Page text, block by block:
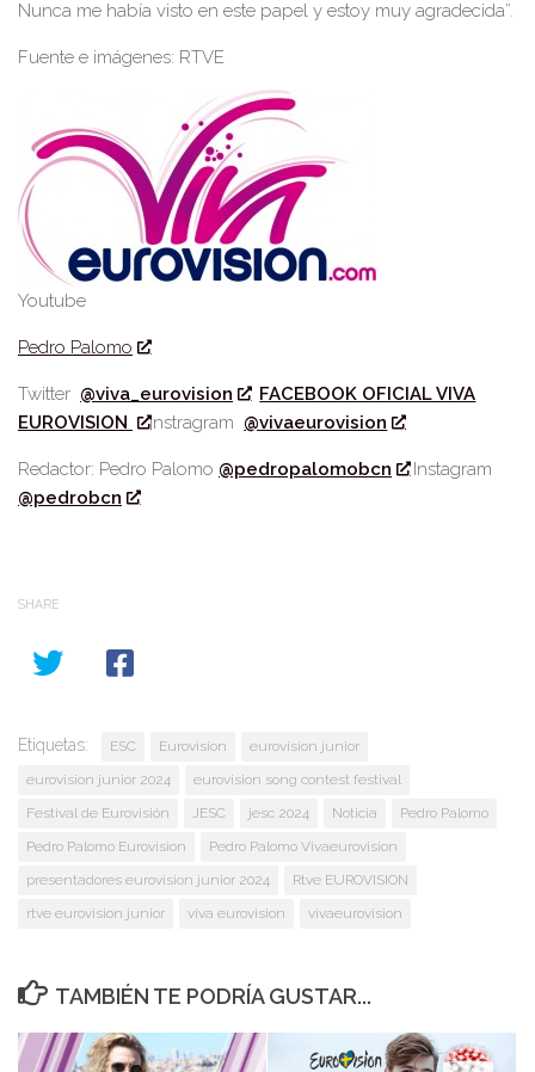
Nunca me había visto en este papel y estoy muy agradecida”.
Fuente e imágenes: RTVE
Youtube
Pedro Palomo
Twitter @viva_eurovision
FACEBOOK OFICIAL VIVA
EUROVISION
Instragram @vivaeurovision
Redactor: Pedro Palomo @pedropalomobcn
Instagram
@pedrobcn
SHARE
Etiquetas: ESC Eurovision
eurovision junior
eurovision junior 2024
eurovision song contest festival
Festival de Eurovisión
JESC jesc 2024 Noticia
Pedro Palomo
Pedro Palomo Eurovision
Pedro Palomo Vivaeurovision
presentadores eurovision junior 2024
Rtve EUROVISION
rtve eurovision junior
viva eurovision vivaeurovision
TAMBIÉN TE PODRÍA GUSTAR...